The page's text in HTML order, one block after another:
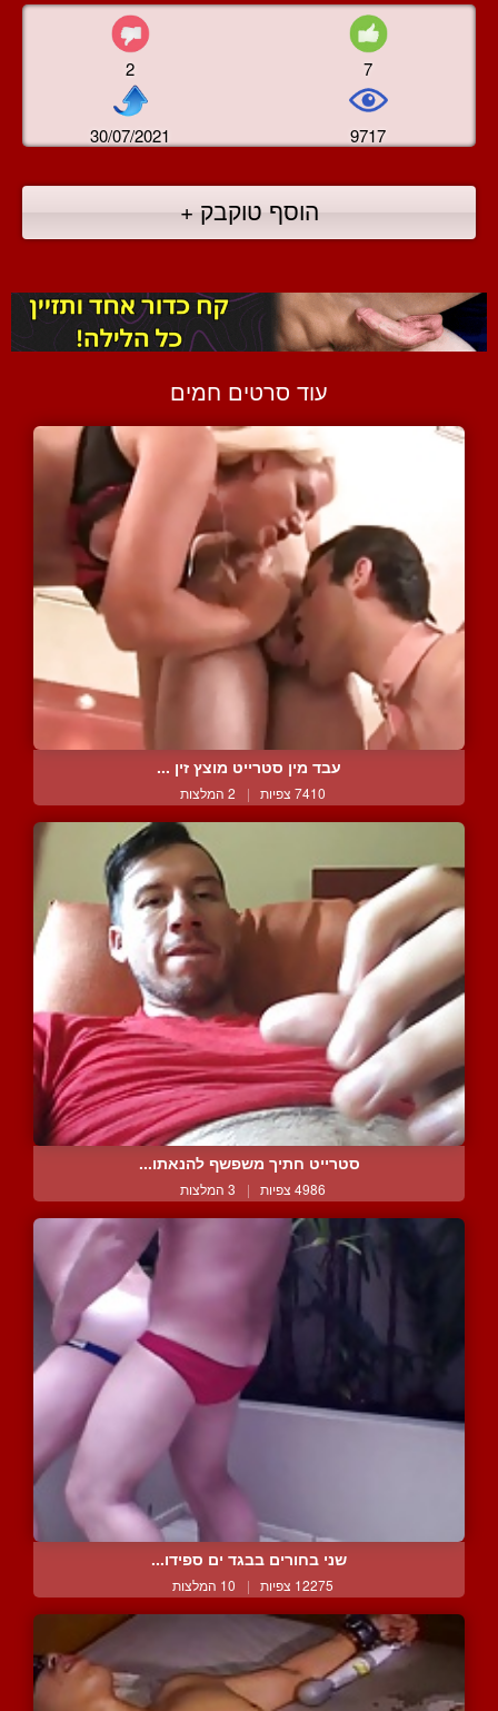
2 7
30/07/2021 9717
הוסף טוקבק +
עוד סרטים חמים
עבד מין סטרייט מוצץ זין ...
7410 צפיות | 2 המלצות
סטרייט חתיך משפשף להנאתו...
4986 צפיות | 3 המלצות
שני בחורים בבגד ים ספידו...
12275 צפיות | 10 המלצות